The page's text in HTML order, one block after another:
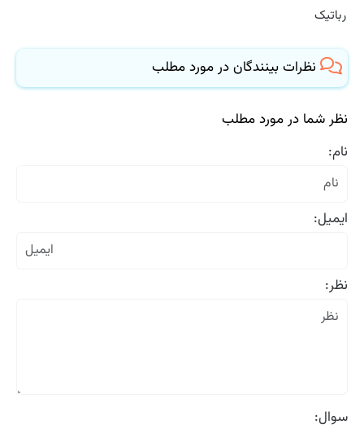
رباتیک
نظرات بینندگان در مورد مطلب
نظر شما در مورد مطلب
نام:
ایمیل:
نظر:
سوال: